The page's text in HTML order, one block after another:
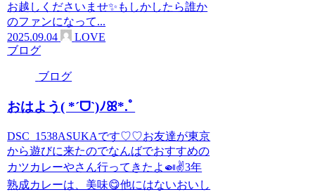
お越しくださいませ✨️もしかしたら誰か
のファンになって...
2025.09.04
LOVE
ブログ
ブログ
おはよう( *ˊᗜˋ)ﾉꕤ*.ﾟ
DSC_1538ASUKAです♡♡お友達が東京
から遊びに来たのでなんばでおすすめの
カツカレーやさん行ってきたよ🍛✌️3年
熟成カレーは、美味😋他にはないおいし